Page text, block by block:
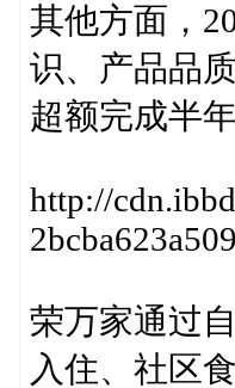
其他方面，
识、产品品
超额完成半
http://
荣万家通过
入住、社区